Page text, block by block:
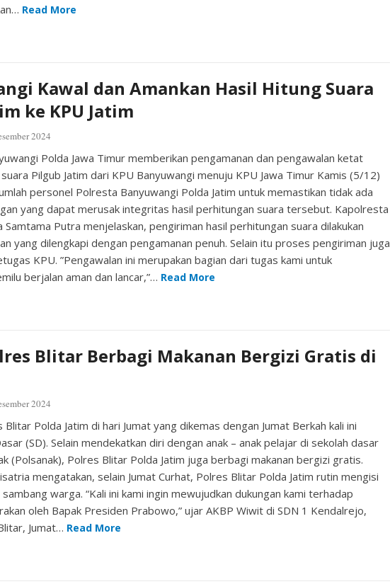
Read More
Kawal dan Amankan Hasil Hitung Suara
ke KPU Jatim
2024
Polda Jawa Timur memberikan pengamanan dan pengawalan ketat
Pilgub Jatim dari KPU Banyuwangi menuju KPU Jawa Timur Kamis (5/12)
personel Polresta Banyuwangi Polda Jatim untuk memastikan tidak ada
yang dapat merusak integritas hasil perhitungan suara tersebut. Kapolresta
Putra menjelaskan, pengiriman hasil perhitungan suara dilakukan
yang dilengkapi dengan pengamanan penuh. Selain itu proses pengiriman juga
KPU. ”Pengawalan ini merupakan bagian dari tugas kami untuk
berjalan aman dan lancar,”… Read More
Blitar Berbagi Makanan Bergizi Gratis di
2024
Polda Jatim di hari Jumat yang dikemas dengan Jumat Berkah kali ini
(SD). Selain mendekatkan diri dengan anak – anak pelajar di sekolah dasar
(Polsanak), Polres Blitar Polda Jatim juga berbagi makanan bergizi gratis.
mengatakan, selain Jumat Curhat, Polres Blitar Polda Jatim rutin mengisi
warga. “Kali ini kami ingin mewujudkan dukungan kami terhadap
oleh Bapak Presiden Prabowo,” ujar AKBP Wiwit di SDN 1 Kendalrejo,
Jumat… Read More